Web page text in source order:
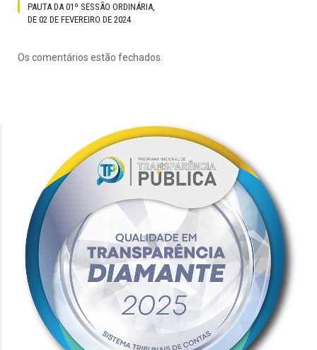
PAUTA DA 01º SESSÃO ORDINÁRIA,
DE 02 DE FEVEREIRO DE 2024
Os comentários estão fechados.